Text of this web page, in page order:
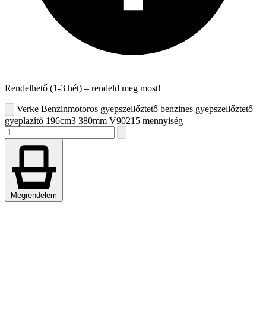
Rendelhető (1-3 hét) – rendeld meg most!
Verke Benzinmotoros gyepszellőztető benzines gyepszellőztető
gyeplazítő 196cm3 380mm V90215 mennyiség
Megrendelem